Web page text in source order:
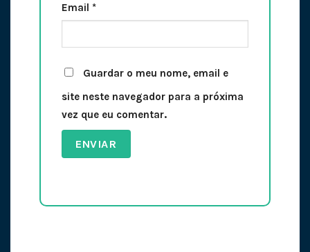
Email *
Guardar o meu nome, email e
site neste navegador para a próxima
vez que eu comentar.